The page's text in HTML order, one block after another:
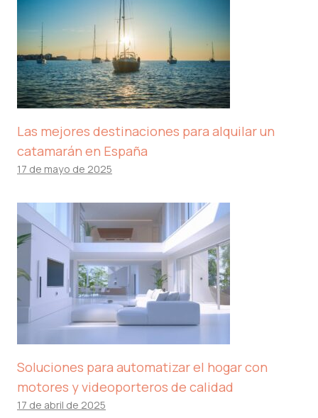
Las mejores destinaciones para alquilar un
catamarán en España
17 de mayo de 2025
Soluciones para automatizar el hogar con
motores y videoporteros de calidad
17 de abril de 2025